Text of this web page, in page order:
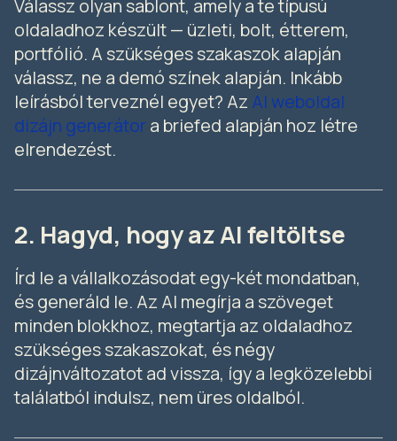
Válassz olyan sablont, amely a te típusú
oldaladhoz készült — üzleti, bolt, étterem,
portfólió. A szükséges szakaszok alapján
válassz, ne a demó színek alapján. Inkább
leírásból terveznél egyet? Az AI weboldal
dizájn generátora briefed alapján hoz létre
elrendezést.
2. Hagyd, hogy az AI feltöltse
Írd le a vállalkozásodat egy-két mondatban,
és generáld le. Az AI megírja a szöveget
minden blokkhoz, megtartja az oldaladhoz
szükséges szakaszokat, és négy
dizájnváltozatot ad vissza, így a legközelebbi
találatból indulsz, nem üres oldalból.